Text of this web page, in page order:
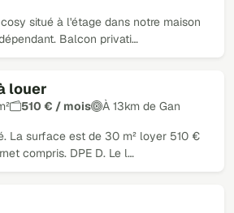
situé à l'étage dans notre maison
Balcon privati…
louer
510 € / mois À 13km de Gan
La surface est de 30 m² loyer 510 €
compris. DPE D. Le l…